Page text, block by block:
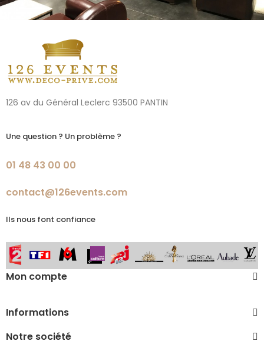
126 av du Général Leclerc 93500 PANTIN
Une question ? Un problème ?
01 48 43 00 00
contact@126events.com
Ils nous font confiance
Mon compte
Informations
Notre société